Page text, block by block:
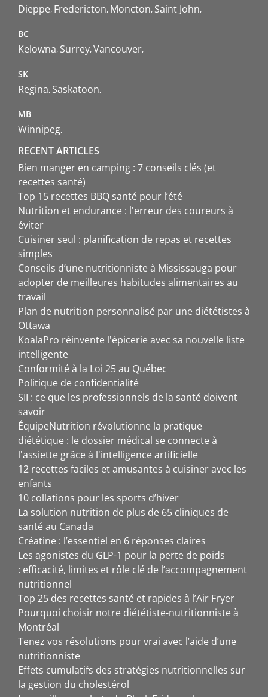
Dieppe Fredericton Moncton Saint John
BC
Kelowna Surrey Vancouver
SK
Regina Saskatoon
MB
Winnipeg
RECENT ARTICLES
Bien manger en camping : 7 conseils clés (et
recettes santé)
Top 15 recettes BBQ santé pour l’été
Nutrition et endurance : l'erreur des coureurs à
éviter
Cuisiner seul : planification de repas et recettes
simples
Conseils d’une nutritionniste à Mississauga pour
adopter de meilleures habitudes alimentaires au
travail
Plan de nutrition personnalisé par une diététistes à
Ottawa
KoalaPro réinvente l'épicerie avec sa nouvelle liste
intelligente
Conformité à la Loi 25 au Québec
Politique de confidentialité
SII : ce que les professionnels de la santé doivent
savoir
ÉquipeNutrition révolutionne la pratique
diététique : le dossier médical se connecte à
l'assiette grâce à l'intelligence artificielle
12 recettes faciles et amusantes à cuisiner avec les
enfants
10 collations pour les sports d’hiver
La solution nutrition de plus de 65 cliniques de
santé au Canada
Créatine : l’essentiel en 6 réponses claires
Les agonistes du GLP-1 pour la perte de poids
: efficacité, limites et rôle clé de l’accompagnement
nutritionnel
Top 25 des recettes santé et rapides à l’Air Fryer
Pourquoi choisir notre diététiste-nutritionniste à
Montréal
Tenez vos résolutions pour vrai avec l’aide d’une
nutritionniste
Effets cumulatifs des stratégies nutritionnelles sur
la gestion du cholestérol